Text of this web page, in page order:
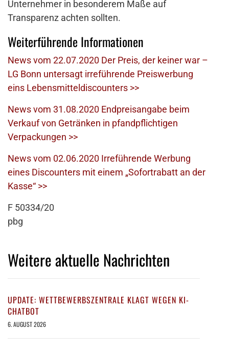
Unternehmer in besonderem Maße auf
Transparenz achten sollten.
Weiterführende Informationen
News vom 22.07.2020 Der Preis, der keiner war –
LG Bonn untersagt irreführende Preiswerbung
eins Lebensmitteldiscounters >>
News vom 31.08.2020 Endpreisangabe beim
Verkauf von Getränken in pfandpflichtigen
Verpackungen >>
News vom 02.06.2020 Irreführende Werbung
eines Discounters mit einem „Sofortrabatt an der
Kasse“ >>
F 50334/20
pbg
Weitere aktuelle Nachrichten
UPDATE: WETTBEWERBSZENTRALE KLAGT WEGEN KI-
CHATBOT
6. AUGUST 2026